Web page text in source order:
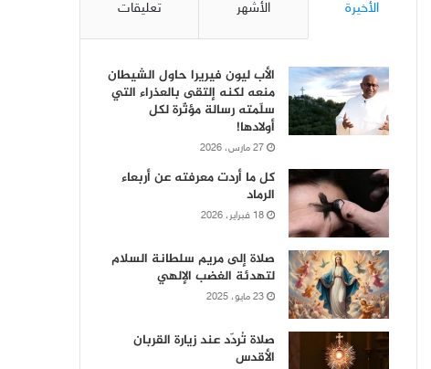
الأخيرة الأشهر تعليقات
الأب ليون فيريرا حاول الشيطان
منعه لكنه إلتقى بالعذراء التي
سلّمته رسالة مؤثّرة لكل
أولادها!
27 مارس، 2026
كل ما أردت معرفته عن أربعاء
الرماد
18 فبراير، 2026
صلاة إلى مريم سلطانة السلام
لتهدئة الغضب الإلهي
23 مايو، 2025
صلاة تُردّد عند زيارة القربان
الأقدس